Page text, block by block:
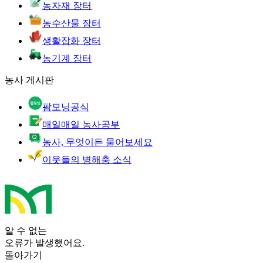
농자재 장터
농수산물 장터
생활잡화 장터
농기계 장터
농사 게시판
팜모닝공식
매일매일 농사공부
농사, 무엇이든 물어보세요
이웃들의 병해충 소식
알 수 없는
오류가 발생했어요.
돌아가기